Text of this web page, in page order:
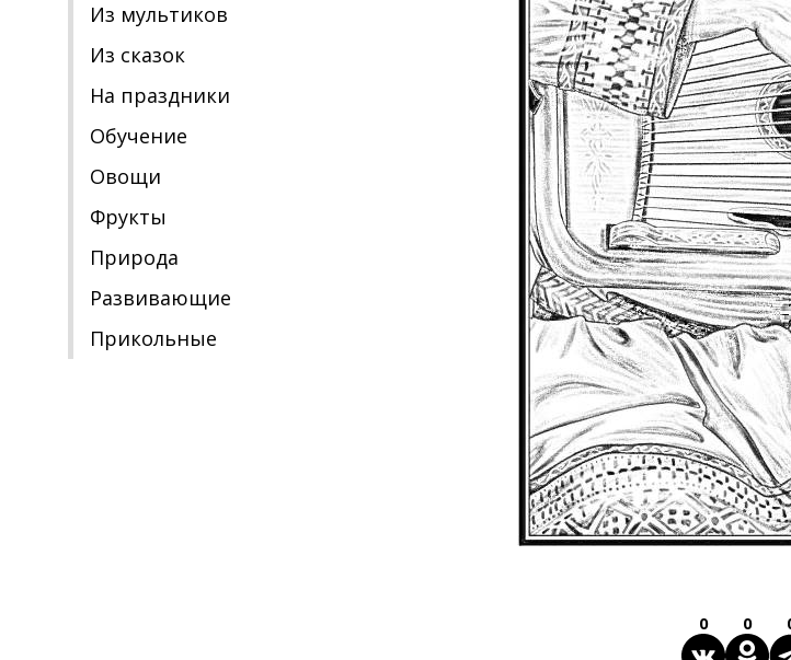
Из мультиков
Из сказок
На праздники
Обучение
Овощи
Фрукты
Природа
Развивающие
Прикольные
0 0